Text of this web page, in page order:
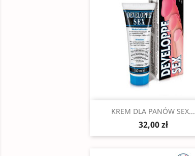
Szybki podgląd
KREM DLA PANÓW SEX...
32,00 zł